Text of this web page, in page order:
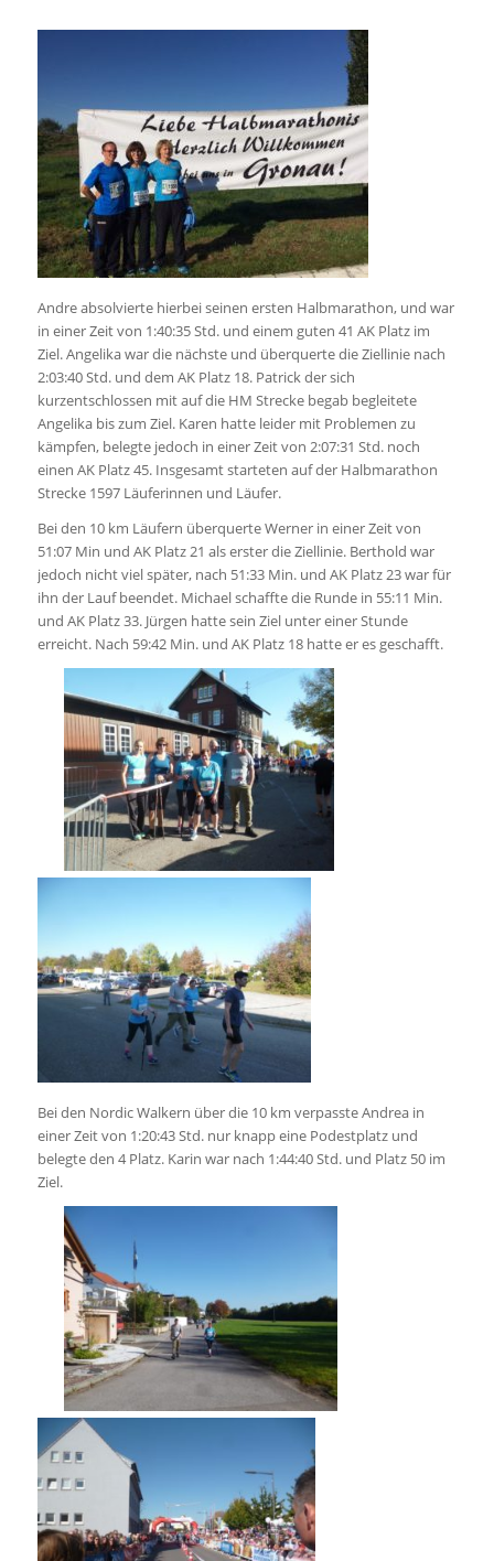
Andre absolvierte hierbei seinen ersten Halbmarathon, und war
in einer Zeit von 1:40:35 Std. und einem guten 41 AK Platz im
Ziel. Angelika war die nächste und überquerte die Ziellinie nach
2:03:40 Std. und dem AK Platz 18. Patrick der sich
kurzentschlossen mit auf die HM Strecke begab begleitete
Angelika bis zum Ziel. Karen hatte leider mit Problemen zu
kämpfen, belegte jedoch in einer Zeit von 2:07:31 Std. noch
einen AK Platz 45. Insgesamt starteten auf der Halbmarathon
Strecke 1597 Läuferinnen und Läufer.
Bei den 10 km Läufern überquerte Werner in einer Zeit von
51:07 Min und AK Platz 21 als erster die Ziellinie. Berthold war
jedoch nicht viel später, nach 51:33 Min. und AK Platz 23 war für
ihn der Lauf beendet. Michael schaffte die Runde in 55:11 Min.
und AK Platz 33. Jürgen hatte sein Ziel unter einer Stunde
erreicht. Nach 59:42 Min. und AK Platz 18 hatte er es geschafft.
Bei den Nordic Walkern über die 10 km verpasste Andrea in
einer Zeit von 1:20:43 Std. nur knapp eine Podestplatz und
belegte den 4 Platz. Karin war nach 1:44:40 Std. und Platz 50 im
Ziel.